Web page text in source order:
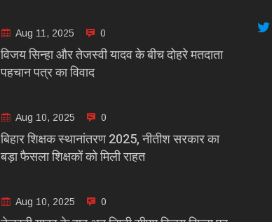
Aug 11, 2025 0
विजय सिन्हा और तेजस्वी यादव के बीच दोहरे मतदाता
पहचान पत्र का विवाद
Aug 10, 2025 0
बिहार शिक्षक स्थानांतरण 2025, नीतीश सरकार का
बड़ा फैसला शिक्षकों को मिली राहत
Aug 10, 2025 0